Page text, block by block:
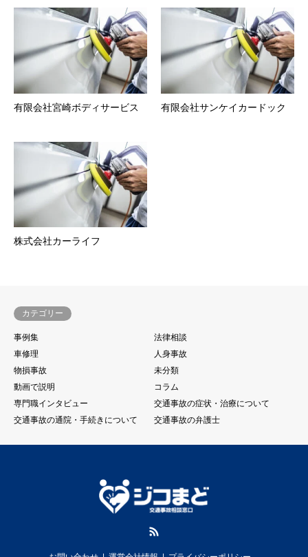
有限会社宮崎ボディサービス 有限会社サンケイカードック
株式会社カーライフ
カテゴリー
事例集
法律相談
車修理
人身事故
物損事故
未分類
動画で説明
コラム
専門職インタビュー
交通事故の症状・治療について
交通事故の通院・手続きについて
交通事故の弁護士